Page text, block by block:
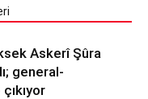
Askerî Şûra
general-